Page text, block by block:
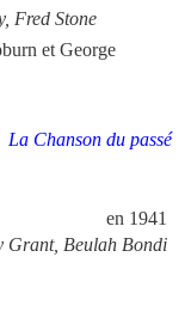
Fred Stone
et George
La Chanson du passé
en 1941
Grant, Beulah Bondi